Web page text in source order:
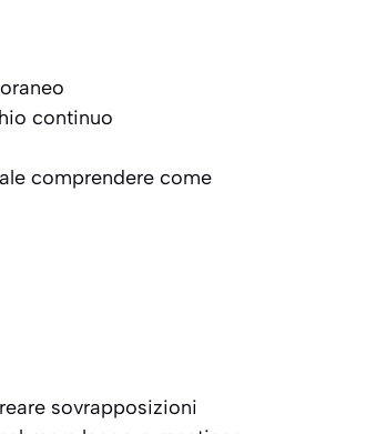
continuo
comprendere come
sovrapposizioni